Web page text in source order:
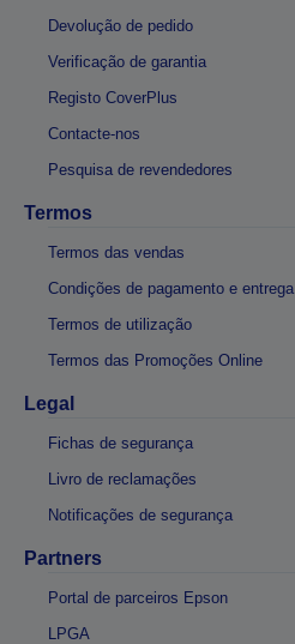
Devolução de pedido
Verificação de garantia
Registo CoverPlus
Contacte-nos
Pesquisa de revendedores
Termos
Termos das vendas
Condições de pagamento e entrega
Termos de utilização
Termos das Promoções Online
Legal
Fichas de segurança
Livro de reclamações
Notificações de segurança
Partners
Portal de parceiros Epson
LPGA